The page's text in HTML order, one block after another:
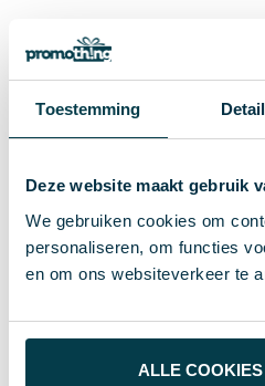
Toestemming
Deze website maakt gebruik
We gebruiken cookies om
personaliseren, om functies
en om ons websiteverkeer te
ALLE
Laat je
Geen eindeloze keuzestress
met jarenlange ervaring in
promotionele producten met
al je vragen en denken met
merchandise. Altijd passend
budget.